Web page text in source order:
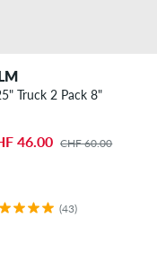
Truck 2 Pack 8"
46.00 CHF 60.00
(43)